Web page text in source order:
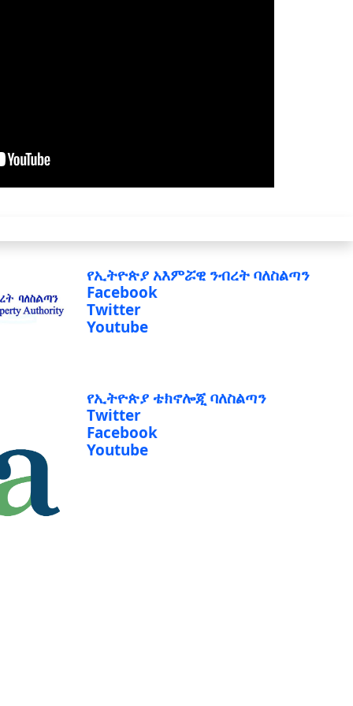
የኢትዮጵያ አእምሯዊ ንብረት ባለስልጣን
Facebook
Twitter
Youtube
የኢትዮጵያ ቴክኖሎጂ ባለስልጣን
Twitter
Facebook
Youtube